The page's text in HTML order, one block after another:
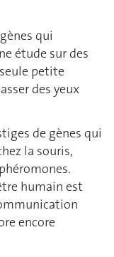
qui
étude sur des
petite
des yeux
de gènes qui
la souris,
humain est
encore